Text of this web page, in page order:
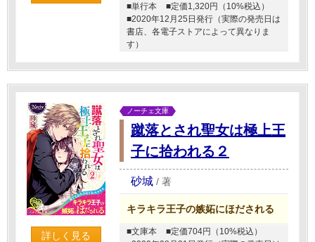
■単行本
■定価1,320円（10%税込）
■2020年12月25日発行（実際の発売日は
書店、各電子ストアによって異なりま
す）
詳しく見る
ノーチェ文庫
蹴落とされ聖女は極上王
子に拾われる２
砂城 / 著
キラキラ王子の嫉妬にほだされる
■文庫本
■定価704円（10%税込）